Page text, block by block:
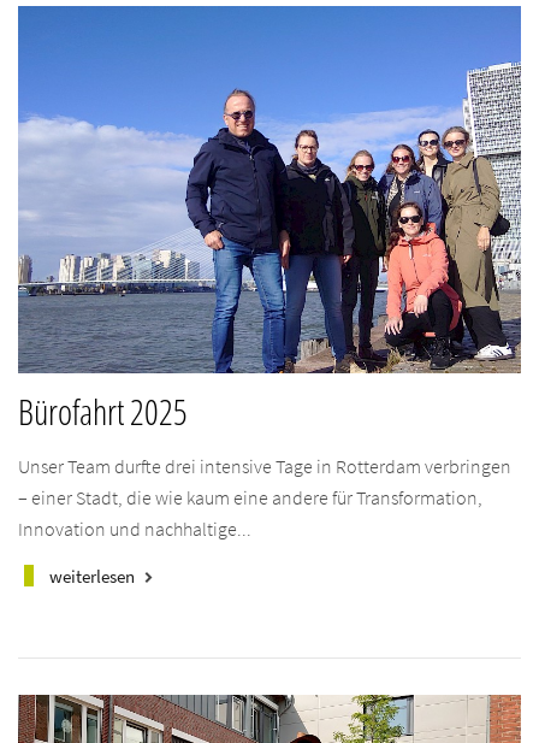
Bürofahrt 2025
Unser Team durfte drei intensive Tage in Rotterdam verbringen
– einer Stadt, die wie kaum eine andere für Transformation,
Innovation und nachhaltige...
weiterlesen keyboard_arrow_right